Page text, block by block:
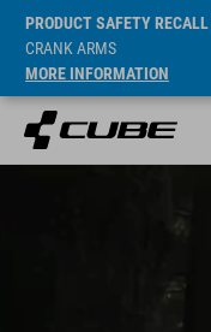
PRODUCT SAFETY RECALL
CRANK ARMS
MORE INFORMATION